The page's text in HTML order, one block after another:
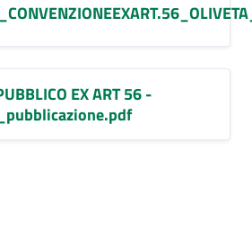
EX ART 56 -